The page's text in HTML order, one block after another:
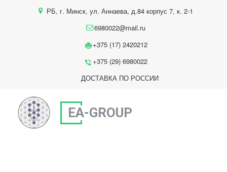
РБ, г. Минск, ул. Аннаева, д.84 корпус 7, к. 2-1
6980022@mail.ru
+375 (17) 2420212
+375 (29) 6980022
ДОСТАВКА ПО РОССИИ
EA-GROUP